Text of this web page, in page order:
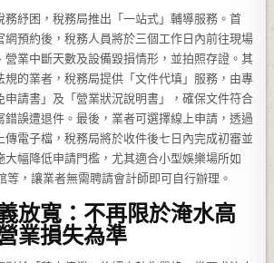
務紓困，稅務局推出「一站式」輔導服務。首
網預約後，稅務人員將於三個工作日內前往現場
營業中斷天數及設備毀損情形，並拍照存證。其
規的業者，稅務局提供「文件代填」服務，由專
申請書」及「營業狀況說明書」，確保文件符合
錯誤遭退件。最後，業者可選擇線上申請，透過
傳電子檔，稅務局將於收件後七日內完成初審並
大幅降低申請門檻，尤其適合小型娛樂場所如
，讓業者無需聘請會計師即可自行辦理。
放寬：不再限於淹水高
業損失為準